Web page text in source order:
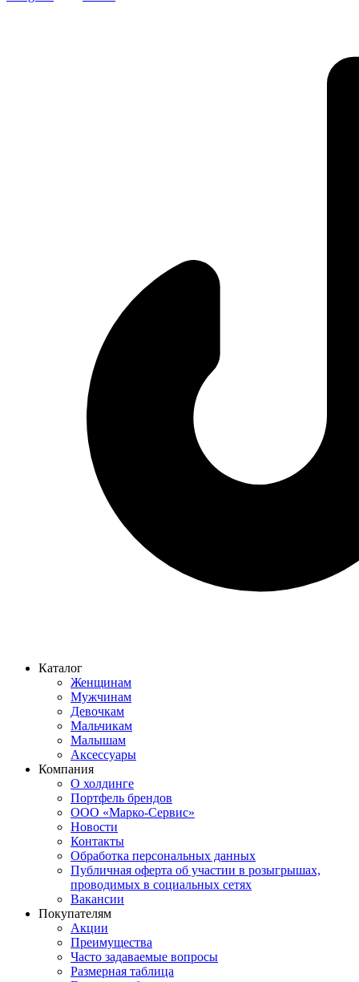
Каталог
Женщинам
Мужчинам
Девочкам
Мальчикам
Малышам
Аксессуары
Компания
О холдинге
Портфель брендов
ООО «Марко-Сервис»
Новости
Контакты
Обработка персональных данных
Публичная оферта об участии в розыгрышах,
проводимых в социальных сетях
Вакансии
Покупателям
Акции
Преимущества
Часто задаваемые вопросы
Размерная таблица